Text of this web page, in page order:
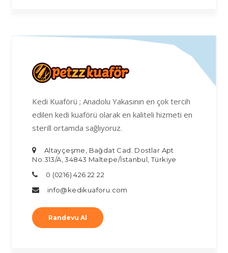
Kedi Kuaförü ; Anadolu Yakasının en çok tercih
edilen kedi kuaförü olarak en kaliteli hizmeti en
sterill ortamda sağlıyoruz.
Altayçeşme, Bağdat Cad. Dostlar Apt
No:313/A, 34843 Maltepe/İstanbul, Türkiye
0 (0216) 426 22 22
info@kedikuaforu.com
Randevu Al